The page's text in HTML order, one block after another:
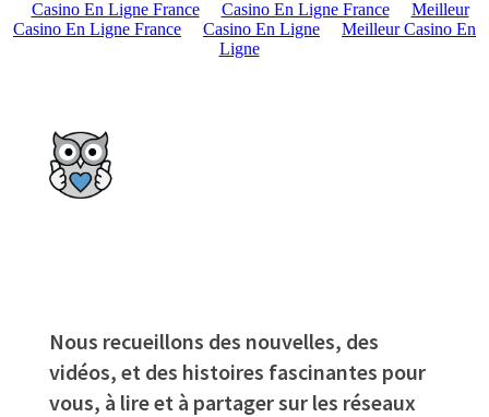
Casino En Ligne France Casino En Ligne France
Meilleur
Casino En Ligne France
Casino En Ligne
Meilleur Casino En
Ligne
Nous recueillons des nouvelles, des
vidéos, et des histoires fascinantes pour
vous, à lire et à partager sur les réseaux